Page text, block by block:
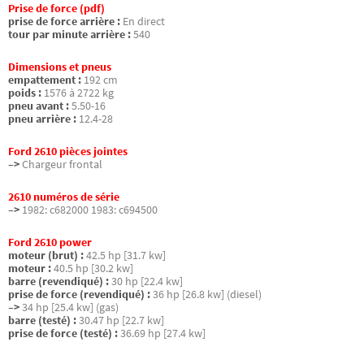
Prise de force (pdf)
prise de force arrière : En direct
tour par minute arrière :540
Dimensions et pneus
empattement : 192 cm
poids : 1576 à 2722 kg
pneu avant :5.50-16
pneu arrière : 12.4-28
Ford 2610 pièces jointes
–>Chargeur frontal
2610 numéros de série
–> 1982: c682000 1983: c694500
Ford 2610 power
moteur (brut) :42.5 hp [31.7 kw]
moteur :40.5 hp [30.2 kw]
barre (revendiqué) :30 hp [22.4 kw]
prise de force (revendiqué) :36 hp [26.8 kw] (diesel)
–>34 hp [25.4 kw] (gas)
barre (testé) :30.47 hp [22.7 kw]
prise de force (testé) :36.69 hp [27.4 kw]